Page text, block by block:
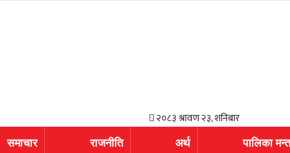
२०८३ श्रावण २३, शनिबार
समाचार राजनीति अर्थ पालिका